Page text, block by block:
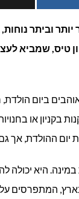
טיסה
שכולה
וביתר
טיס, שמביא
ביום
בקניון או
יום ההולדת, אך
במינה. היא יכולה
המתפרסים על